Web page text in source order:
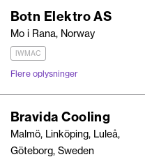
Botn Elektro AS
Mo i Rana, Norway
IWMAC
Flere oplysninger
Bravida Cooling
Malmö, Linköping, Luleå,
Göteborg, Sweden